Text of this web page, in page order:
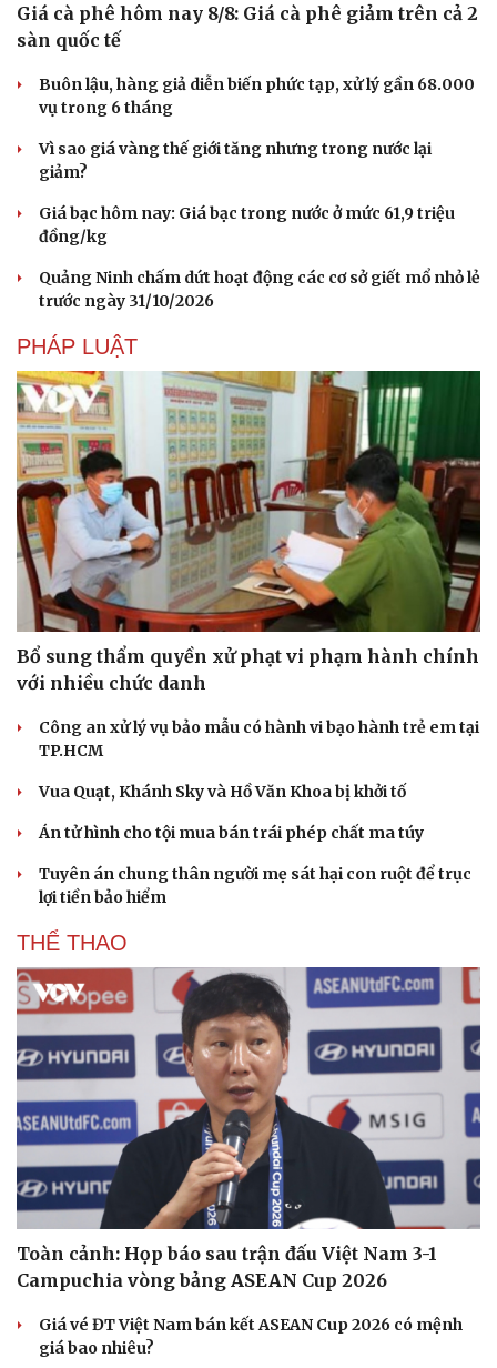
Văn hóa
Sân khấu - Điện ảnh
Văn học
Di sản
Giải trí
Nghệ sĩ
Thời trang
Giá cà phê hôm nay 8/8: Giá cà phê giảm trên cả 2
sàn quốc tế
Buôn lậu, hàng giả diễn biến phức tạp, xử lý gần 68.000
vụ trong 6 tháng
Vì sao giá vàng thế giới tăng nhưng trong nước lại
giảm?
Giá bạc hôm nay: Giá bạc trong nước ở mức 61,9 triệu
đồng/kg
Quảng Ninh chấm dứt hoạt động các cơ sở giết mổ nhỏ lẻ
trước ngày 31/10/2026
PHÁP LUẬT
Bổ sung thẩm quyền xử phạt vi phạm hành chính
với nhiều chức danh
Công an xử lý vụ bảo mẫu có hành vi bạo hành trẻ em tại
TP.HCM
Vua Quạt, Khánh Sky và Hồ Văn Khoa bị khởi tố
Án tử hình cho tội mua bán trái phép chất ma túy
Tuyên án chung thân người mẹ sát hại con ruột để trục
lợi tiền bảo hiểm
THỂ THAO
Toàn cảnh: Họp báo sau trận đấu Việt Nam 3-1
Campuchia vòng bảng ASEAN Cup 2026
Giá vé ĐT Việt Nam bán kết ASEAN Cup 2026 có mệnh
giá bao nhiêu?